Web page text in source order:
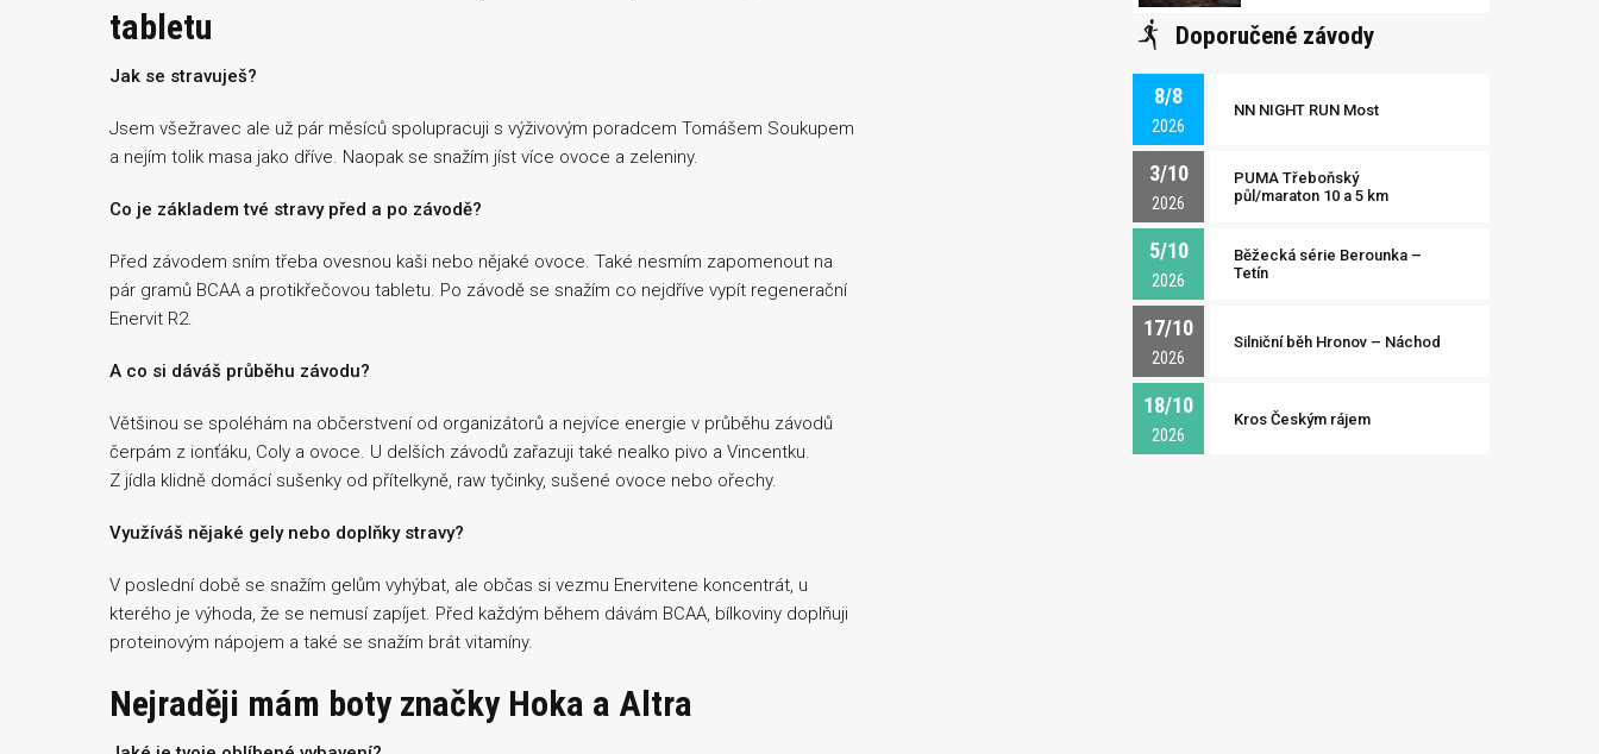
tabletu
Jak se stravuješ?
Jsem všežravec ale už pár měsíců spolupracuji s výživovým poradcem Tomášem Soukupem
a nejím tolik masa jako dříve. Naopak se snažím jíst více ovoce a zeleniny.
Co je základem tvé stravy před a po závodě?
Před závodem sním třeba ovesnou kaši nebo nějaké ovoce. Také nesmím zapomenout na
pár gramů BCAA a protikřečovou tabletu. Po závodě se snažím co nejdříve vypít regenerační
Enervit R2.
A co si dáváš průběhu závodu?
Většinou se spoléhám na občerstvení od organizátorů a nejvíce energie v průběhu závodů
čerpám z ionťáku, Coly a ovoce. U delších závodů zařazuji také nealko pivo a Vincentku.
Z jídla klidně domácí sušenky od přítelkyně, raw tyčinky, sušené ovoce nebo ořechy.
Využíváš nějaké gely nebo doplňky stravy?
V poslední době se snažím gelům vyhýbat, ale občas si vezmu Enervitene koncentrát, u
kterého je výhoda, že se nemusí zapíjet. Před každým během dávám BCAA, bílkoviny doplňuji
proteinovým nápojem a také se snažím brát vitamíny.
Nejraději mám boty značky Hoka a Altra
Doporučené závody
8/8
2026
NN NIGHT RUN Most
3/10
2026
PUMA Třeboňský
půl/maraton 10 a 5 km
5/10
2026
Běžecká série Berounka –
Tetín
17/10
2026
Silniční běh Hronov – Náchod
18/10
2026
Kros Českým rájem